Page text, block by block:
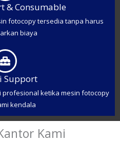
& Consumable
fotocopy tersedia tanpa harus
biaya
Support
ketika mesin fotocopy
kendala
Kami